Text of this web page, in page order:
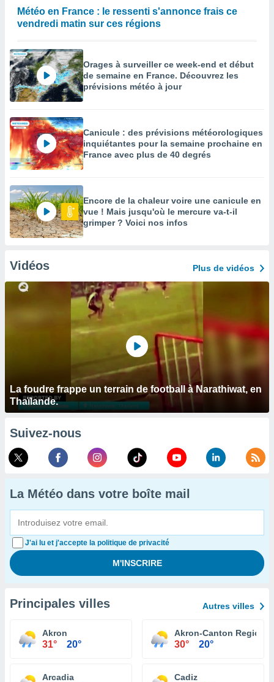
Météo en France : le ressenti s'annonce frais ce
vendredi matin sur ces régions
Orages à surveiller ce week-end et début
de semaine en France. Découvrez les
prévisions météo à jour
Canicule : des prévisions météorologiques
inquiétantes pour la semaine prochaine en
France avec plus de 40 degrés
Encore de la chaleur voire une canicule en
vue ! Mais jusqu'où le mercure va-t-il
grimper ? Voici nos infos
Vidéos Plus de vidéos
La foudre frappe un terrain de football à Narathiwat, en
Thaïlande.
Suivez-nous
La Météo dans votre boîte mail
J'ai lu et j'accepte la politique de privacité
Principales villes Autres villes
Akron
31° 20°
Akron-Canton
30° 20°
Arcadia Cadiz